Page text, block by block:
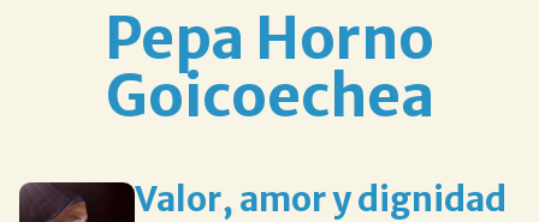
Pepa Horno
Goicoechea
Valor, amor y dignidad